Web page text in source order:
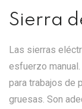
Sierra
Las sierras
esfuerzo
para trabajos de
gruesas. Son